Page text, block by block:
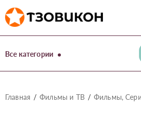
Все категории
Главная Фильмы и ТВ Фильмы,